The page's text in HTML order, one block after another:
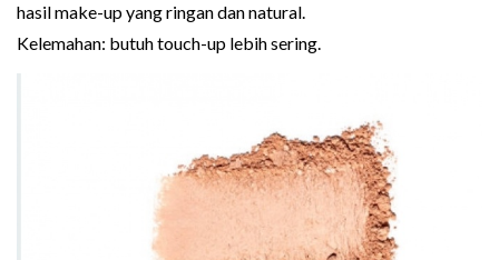
hasil make-up yang ringan dan natural.
Kelemahan: butuh touch-up lebih sering.